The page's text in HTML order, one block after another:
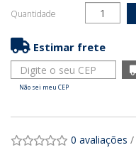
Quantidade
Estimar frete
Não sei meu CEP
0 avaliações /